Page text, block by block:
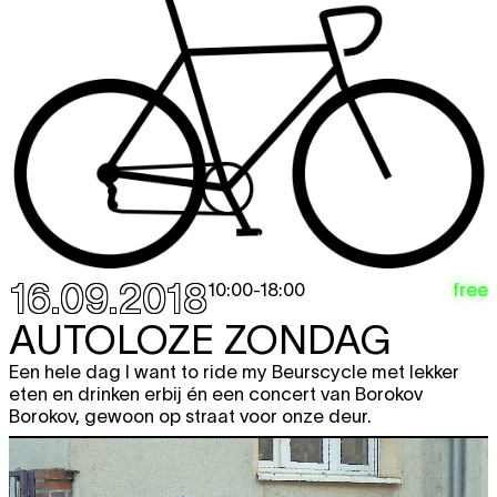
OKTOBER 2018
wo
3.10
MARWA ARSANIOS
Who's afraid of
ideology? Part I
12:00 - 22:00
looped screening
FROM KURDISH WOMEN’S
MOVEMENT TO A (FEMINIST)
REVOLUTION.
19:00
introductie film screening
JEAN-LUC GODARD(FR) Histoire(s)
du Cinema w/ Sabzian
19:00
film
MIND THE NIGHTPolitical debate
20:30
debat
free
16.09.201810:00-18:00 free
AUTOLOZE ZONDAG
Een hele dag I want to ride my Beurscycle met lekker
eten en drinken erbij én een concert van Borokov
Borokov, gewoon op straat voor onze deur.